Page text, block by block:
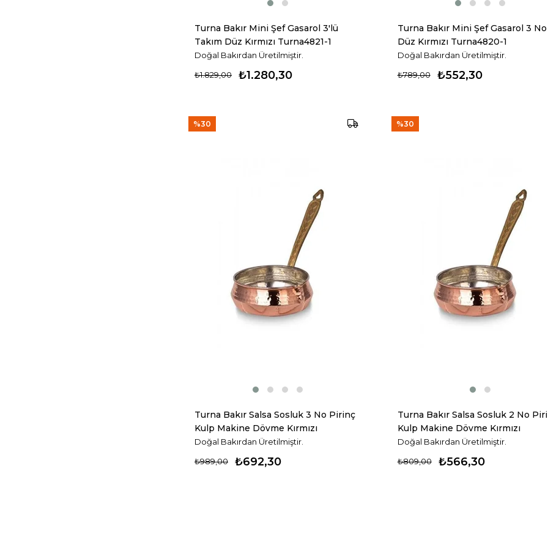
Turna Bakır Mini Şef Gasarol 3'lü
Takım Düz Kırmızı Turna4821-1
Doğal Bakırdan Üretilmiştir.
₺1.280,30
₺1.829,00
Turna Bakır Mini Şef Gasarol 3 No
Düz Kırmızı Turna4820-1
Doğal Bakırdan Üretilmiştir.
₺552,30
₺789,00
Turna Bakır Salsa Sosluk 3 No Pirinç
Kulp Makine Dövme Kırmızı
Turna4805-1
Doğal Bakırdan Üretilmiştir.
₺692,30
₺989,00
%30
Turna Bakır Salsa Sosluk 2 No
Kulp Makine Dövme Kırmızı
Turna4804-1
Doğal Bakırdan Üretilmiştir.
₺566,30
₺809,00
%30